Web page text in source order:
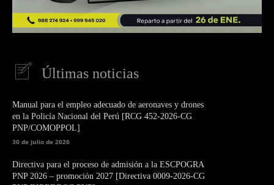
Últimas noticias
Manual para el empleo adecuado de aeronaves y drones
en la Policía Nacional del Perú [RCG 452-2026-CG
PNP/COMOPPOL]
30 de julio de 2026
Directiva para el proceso de admisión a la ESCPOGRA
PNP 2026 – promoción 2027 [Directiva 0009-2026-CG